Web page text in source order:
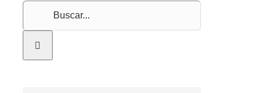
Buscar: